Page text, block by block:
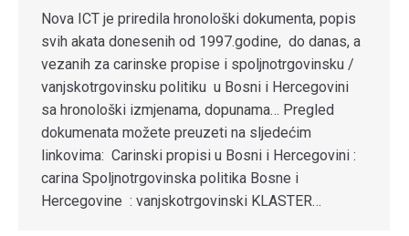
Nova ICT je priredila hronološki dokumenta, popis
svih akata donesenih od 1997.godine, do danas, a
vezanih za carinske propise i spoljnotrgovinsku /
vanjskotrgovinsku politiku u Bosni i Hercegovini
sa hronološki izmjenama, dopunama… Pregled
dokumenata možete preuzeti na sljedećim
linkovima: Carinski propisi u Bosni i Hercegovini :
carina Spoljnotrgovinska politika Bosne i
Hercegovine : vanjskotrgovinski KLASTER…